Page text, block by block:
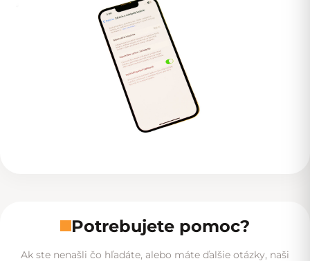
Potrebujete pomoc?
Ak ste nenašli čo hľadáte, alebo máte ďalšie otázky, naši